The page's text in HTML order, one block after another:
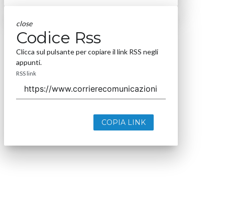
close
Codice Rss
Clicca sul pulsante per copiare il link RSS negli
appunti.
RSS link
COPIA LINK